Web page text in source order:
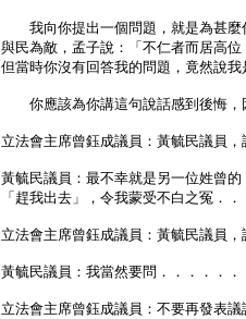
我向你提出一個問題，就是為甚麼
與民為敵，孟子說：「不仁者而居高
但當時你沒有回答我的問題，竟然說
你應該為你講這句說話感到後悔，
立法會主席曾鈺成議員：黃毓民議員，
黃毓民議員：最不幸就是另一位姓曾
「趕我出去」，令我蒙受不白之冤．．
立法會主席曾鈺成議員：黃毓民議員，
黃毓民議員：我當然要問．．．．．．
立法會主席曾鈺成議員：不要再發表議